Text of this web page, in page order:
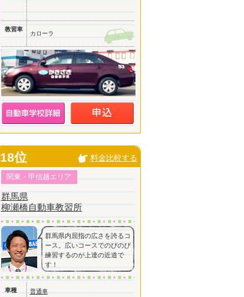
教習車
カローラ
18位 料金比較する
関東・甲信越エリア
群馬県
柳瀬橋自動車教習所
群馬県内屈指の広さを誇るコ
ース。広いコースでのびのび
練習するのが上達の近道で
す！
車種 普通車